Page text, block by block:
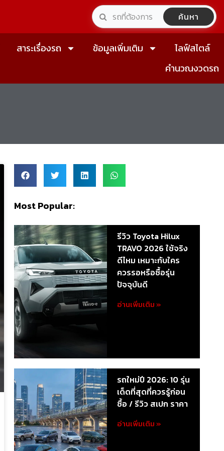
ค้นหา
สาระเรื่องรถ ข้อมูลเพิ่มเติม
ไลฟ์สไตล์
คำนวณงวดรถ
Most Popular:
รีวิว Toyota Hilux
TRAVO 2026 ใช้จริง
ดีไหม เหมาะกับใคร
ควรรอหรือซื้อรุ่น
ปัจจุบันดี
อ่านเพิ่มเติม »
รถใหม่ปี 2026: 10 รุ่น
เด็ดที่สุดที่ควรรู้ก่อน
ซื้อ / รีวิว สเปก ราคา
อ่านเพิ่มเติม »